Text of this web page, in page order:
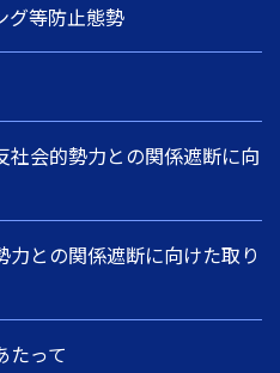
グ等防止態勢
社会的勢力との関係遮断に向
との関係遮断に向けた取り
たって